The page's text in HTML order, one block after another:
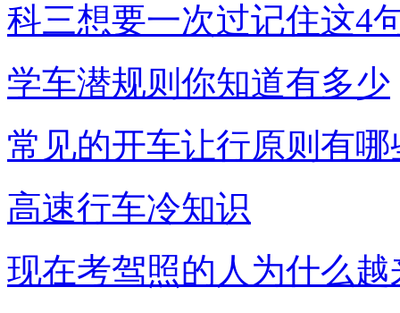
科三想要一次过记住这4
学车潜规则你知道有多少
常见的开车让行原则有哪
高速行车冷知识
现在考驾照的人为什么越